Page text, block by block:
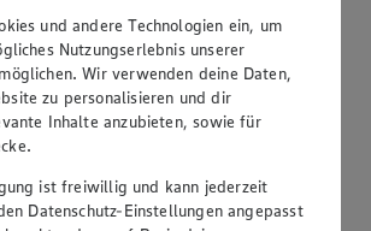
und andere Technologien ein, um
Nutzungserlebnis unserer
Wir verwenden deine Daten,
zu personalisieren und dir
Inhalte anzubieten, sowie für
ist freiwillig und kann jederzeit
Datenschutz-Einstellungen angepasst